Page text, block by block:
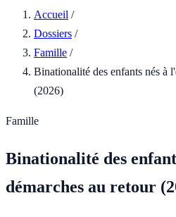
Accueil /
Dossiers /
Famille /
Binationalité des enfants nés à
(2026)
Famille
Binationalité des
démarches au retour